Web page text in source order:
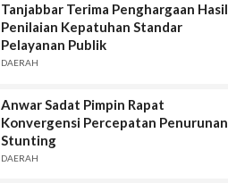
Tanjabbar Terima Penghargaan Hasil
Penilaian Kepatuhan Standar
Pelayanan Publik
DAERAH
Anwar Sadat Pimpin Rapat
Konvergensi Percepatan Penurunan
Stunting
DAERAH